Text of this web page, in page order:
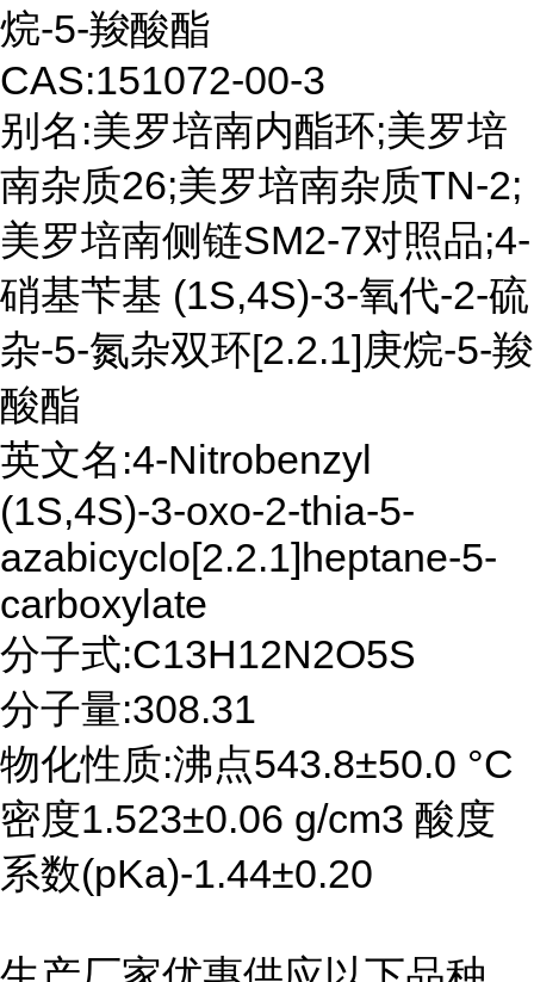
烷-5-羧酸酯
CAS:151072-00-3
别名:美罗培南内酯环;美罗培
南杂质26;美罗培南杂质TN-2;
美罗培南侧链SM2-7对照品;4-
硝基苄基 (1S,4S)-3-氧代-2-硫
杂-5-氮杂双环[2.2.1]庚烷-5-羧
酸酯
英文名:4-Nitrobenzyl
(1S,4S)-3-oxo-2-thia-5-
azabicyclo[2.2.1]heptane-5-
carboxylate
分子式:C13H12N2O5S
分子量:308.31
物化性质:沸点543.8±50.0 °C
密度1.523±0.06 g/cm3 酸度
系数(pKa)-1.44±0.20